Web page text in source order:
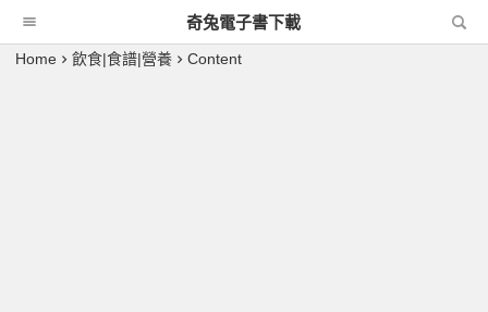
奇兔電子書下載
Home 飲食|食譜|營養 Content